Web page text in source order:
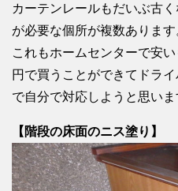
カーテンレールもだいぶ古
が必要な個所が複数あります
これもホームセンターで安
円で買うことができてドラ
で自分で対応しようと思いま
【階段の床面のニス塗り】